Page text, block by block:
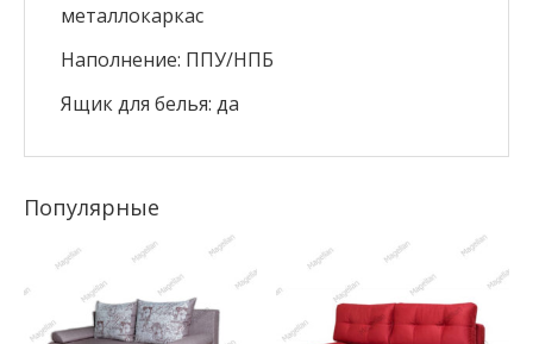
металлокаркас
Наполнение: ППУ/НПБ
Ящик для белья: да
Популярные